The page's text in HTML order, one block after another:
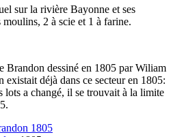
sur la rivière Bayonne et ses
2 à scie et 1 à farine.
Brandon dessiné en 1805 par Wiliam
déjà dans ce secteur en 1805:
lots a changé, il se trouvait à la limite